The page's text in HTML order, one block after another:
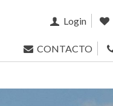
Login
CONTACTO